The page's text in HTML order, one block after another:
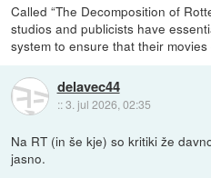
Called “The Decomposition of
studios and publicists have
system to ensure that their
delavec44
::3. jul 2026, 02:35
Na RT (in še kje) so kritiki že
jasno.